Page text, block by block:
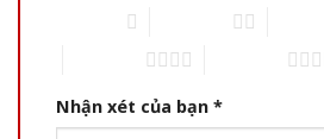
Nhận xét của bạn *